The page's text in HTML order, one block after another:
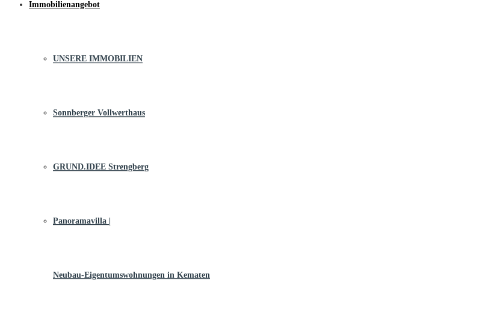
Immobilienangebot
UNSERE IMMOBILIEN
Sonnberger Vollwerthaus
GRUND.IDEE Strengberg
Panoramavilla |
Neubau-Eigentums­­wohnungen in Kematen